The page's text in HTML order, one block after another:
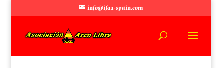
info@ifaa-spain.com